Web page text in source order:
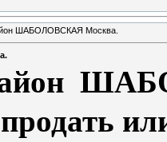
ШАБОЛОВСКАЯ Москва.
район